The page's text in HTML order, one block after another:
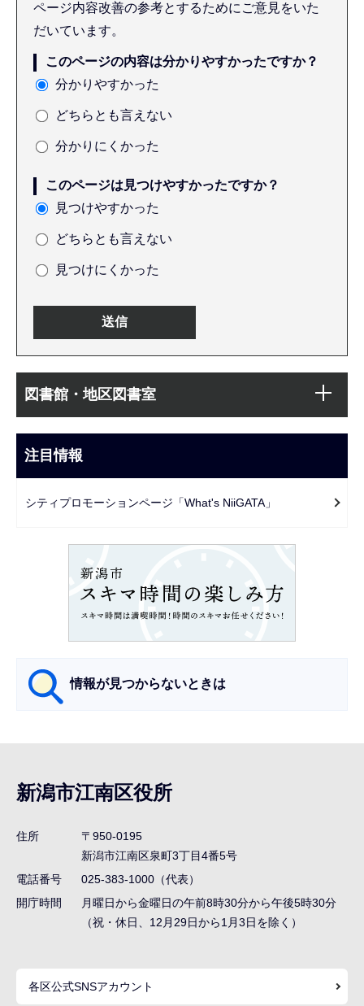
ページ内容改善の参考とするためにご意見をいた
だいています。
このページの内容は分かりやすかったですか？
分かりやすかった
どちらとも言えない
分かりにくかった
このページは見つけやすかったですか？
見つけやすかった
どちらとも言えない
見つけにくかった
文
こ
ま
で
ブ
ビ
ー
図書館・地区図書室
注目情報
シティプロモーションページ「What's NiiGATA」
情報が見つからないときは
ナ
ビ
ゲ
シ
ョ
ま
新潟市江南区役所
住所
〒950-0195
新潟市江南区泉町3丁目4番5号
電話番号
025-383-1000（代表）
開庁時間
月曜日から金曜日の午前8時30分から午後5時30分
（祝・休日、12月29日から1月3日を除く）
各区公式SNSアカウント